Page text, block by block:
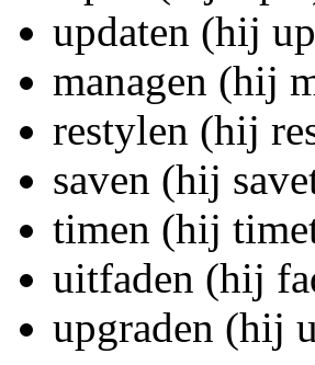
updaten (hij
managen (hij
restylen (hij
saven (hij
timen (hij
uitfaden (hij
upgraden (hij